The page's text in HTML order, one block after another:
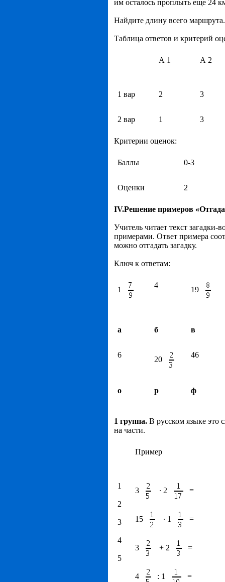
им осталось проплыть еще 24
Найдите длину всего
Таблица ответов и критерий
А 1 А 2
1 вар 2 3
2 вар 1 3
Критерии оценок:
Баллы 0-3
Оценки 2
IV.Решение примеров
Учитель читает текст загадки-
примерами. Ответ примера
можно отгадать загадку.
Ключ к ответам:
1
4
19
а б в
6
20
46
о р ф
1 группа. В русском языке это
на части.
Пример
1
2
3
4
5
3 ∙ 2 =
15 ∙ 1 =
3 + 2 =
4 : 1 =